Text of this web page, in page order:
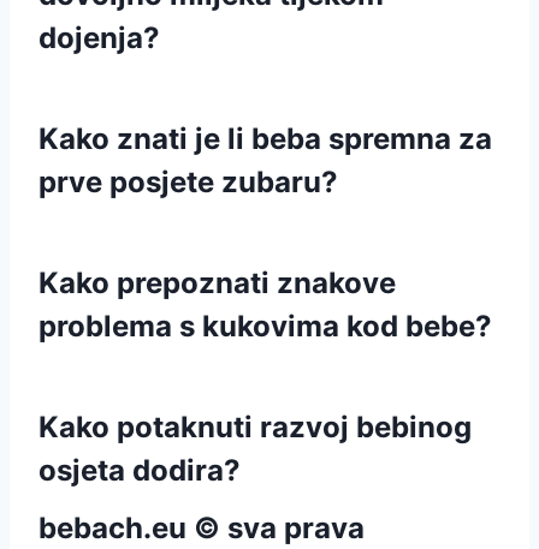
dojenja?
Kako znati je li beba spremna za
prve posjete zubaru?
Kako prepoznati znakove
problema s kukovima kod bebe?
Kako potaknuti razvoj bebinog
osjeta dodira?
bebach.eu © sva prava